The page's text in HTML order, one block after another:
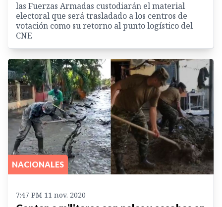
las Fuerzas Armadas custodiarán el material
electoral que será trasladado a los centros de
votación como su retorno al punto logístico del
CNE
NACIONALES
7:47 PM 11 nov. 2020